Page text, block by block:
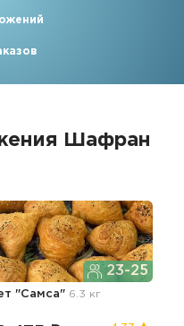
Шафран
23-25
"Самса" 6.3 кг